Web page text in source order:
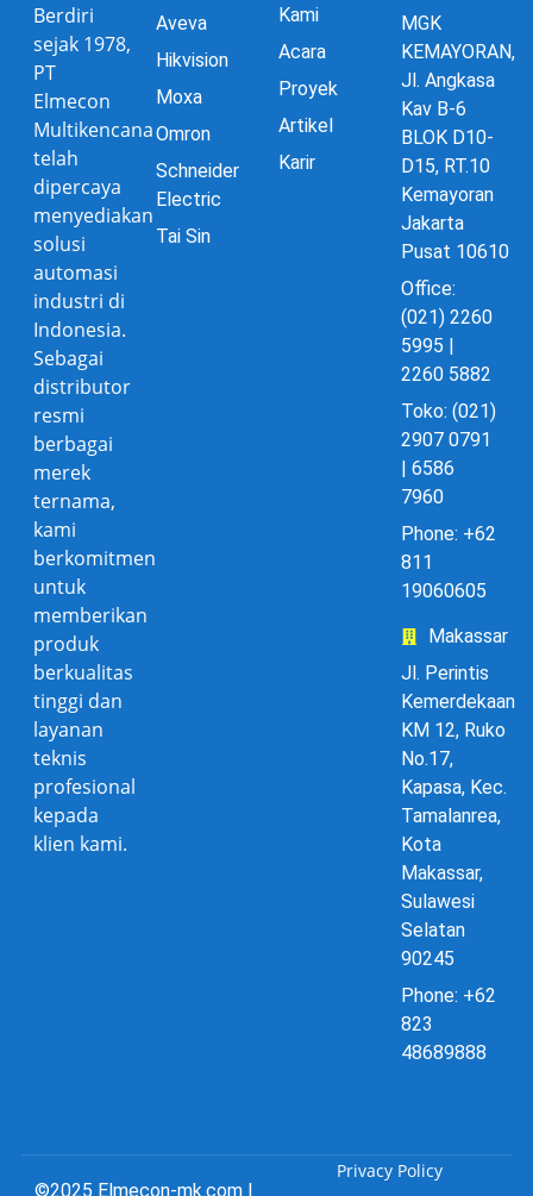
Berdiri
sejak 1978,
PT
Elmecon
Multikencana
telah
dipercaya
menyediakan
solusi
automasi
industri di
Indonesia.
Sebagai
distributor
resmi
berbagai
merek
ternama,
kami
berkomitmen
untuk
memberikan
produk
berkualitas
tinggi dan
layanan
teknis
profesional
kepada
klien kami.
Aveva
Hikvision
Moxa
Omron
Schneider
Electric
Tai Sin
Kami
Acara
Proyek
Artikel
Karir
MGK
KEMAYORAN,
Jl. Angkasa
Kav B-6
BLOK D10-
D15, RT.10
Kemayoran
Jakarta
Pusat 10610
Office:
(021) 2260
5995 |
2260 5882
Toko: (021)
2907 0791
| 6586
7960
Phone: +62
811
19060605
Makassar
Jl. Perintis
Kemerdekaan
KM 12, Ruko
No.17,
Kapasa, Kec.
Tamalanrea,
Kota
Makassar,
Sulawesi
Selatan
90245
Phone: +62
823
48689888
©2025 Elmecon-mk.com |
Privacy Policy